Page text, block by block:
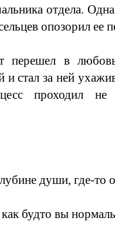
отдела.
опозорил ее
перешел в
стал за ней
проходил
души, где-то
будто вы